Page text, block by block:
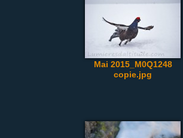
Mai 2015_M0Q1248
copie.jpg